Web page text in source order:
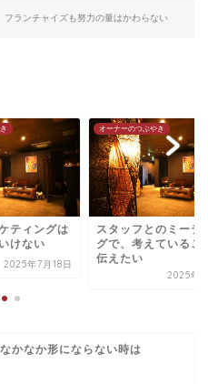
フランチャイズも努力の量はかわらない
ティングは
けない
2025年7月18日
オーナーのつぶやき
スタッフとのミーテ
グで、考えているこ
伝えたい
2025年1
かなか形にならない時は